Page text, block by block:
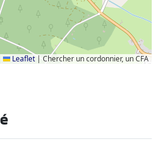
Leaflet | Chercher un cordonnier, un CFA